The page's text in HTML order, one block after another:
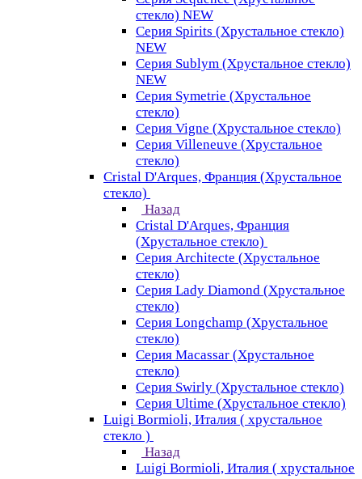
стекло) NEW
Серия Spirits (Хрустальное стекло)
NEW
Серия Sublym (Хрустальное стекло)
NEW
Серия Symetrie (Хрустальное
стекло)
Серия Vigne (Хрустальное стекло)
Серия Villeneuve (Хрустальное
стекло)
Cristal D'Arques, Франция (Хрустальное
стекло)
Назад
Cristal D'Arques, Франция
(Хрустальное стекло)
Серия Architecte (Хрустальное
стекло)
Серия Lady Diamond (Хрустальное
стекло)
Серия Longchamp (Хрустальное
стекло)
Серия Macassar (Хрустальное
стекло)
Серия Swirly (Хрустальное стекло)
Серия Ultime (Хрустальное стекло)
Luigi Bormioli, Италия ( хрустальное
стекло )
Назад
Luigi Bormioli, Италия ( хрустальное